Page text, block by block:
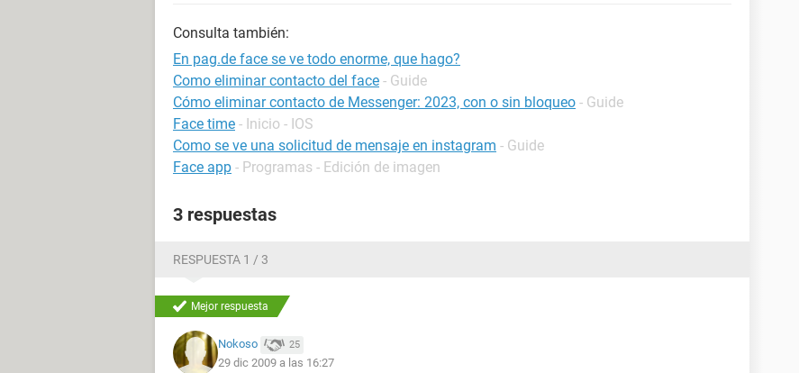
Consulta también:
En pag.de face se ve todo enorme, que hago?
Como eliminar contacto del face - Guide
Cómo eliminar contacto de Messenger: 2023, con o sin bloqueo - Guide
Face time - Inicio - IOS
Como se ve una solicitud de mensaje en instagram - Guide
Face app - Programas - Edición de imagen
3 respuestas
RESPUESTA 1 / 3
Mejor respuesta
Nokoso 25
29 dic 2009 a las 16:27